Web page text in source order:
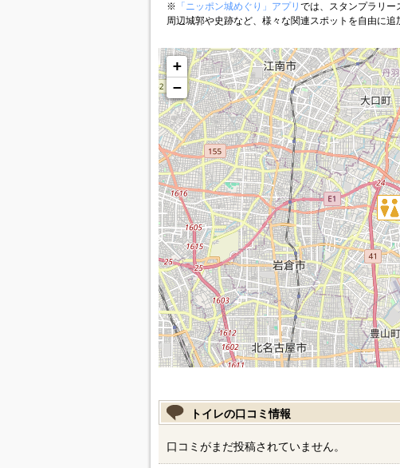
※ 「ニッポン城めぐり」アプリ では、スタンプラリー
周辺城郭や史跡など、様々な関連スポットを自由に追
+
−
トイレの口コミ情報
口コミがまだ投稿されていません。